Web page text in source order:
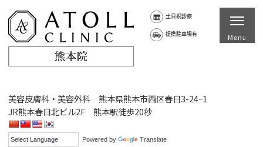
Powered by Translate
土日祝診療
提携駐車場有
美容皮膚科・美容外科 熊本県熊本市西区春日3-24ｰ1
JR熊本春日北ビル2F 熊本駅徒歩20秒